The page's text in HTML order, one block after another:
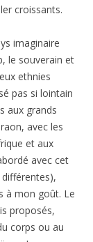
croissants.
imaginaire
le souverain et
ethnies
pas si lointain
aux grands
avec les
et aux
avec cet
à mon goût. Le
proposés,
corps ou au